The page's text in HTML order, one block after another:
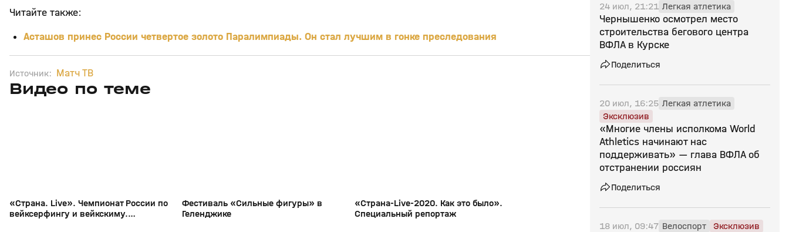
Читайте также:
Асташов принес России четвертое золото Паралимпиады. Он стал лучшим в гонке преследования
Источник: Матч ТВ
Видео по теме
24 июн 2021, 16:06
«Страна. Live». Чемпионат России по
вейксерфингу и вейкскиму.
Фестиваль «Сильные фигуры» в
Геленджике
«Страна-Live-2020. Как это было».
Специальный репортаж
24 июл, 21:21 Легкая атлетика
Чернышенко осмотрел место
строительства бегового центра
ВФЛА в Курске
Поделиться
20 июл, 16:25 Легкая атлетика
Эксклюзив
«Многие члены исполкома World
Athletics начинают нас
поддерживать» — глава ВФЛА об
отстранении россиян
Поделиться
18 июл, 09:47 Велоспорт Эксклюзив